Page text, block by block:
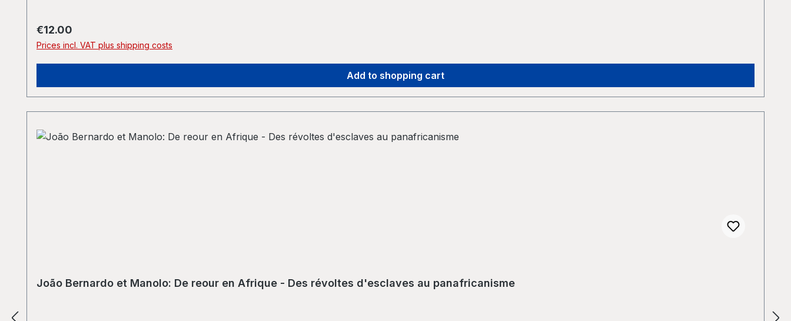
Regular price:
€12.00
Prices incl. VAT plus shipping costs
Add to shopping cart
João Bernardo et Manolo: De reour en Afrique - Des révoltes d'esclaves au panafricanisme